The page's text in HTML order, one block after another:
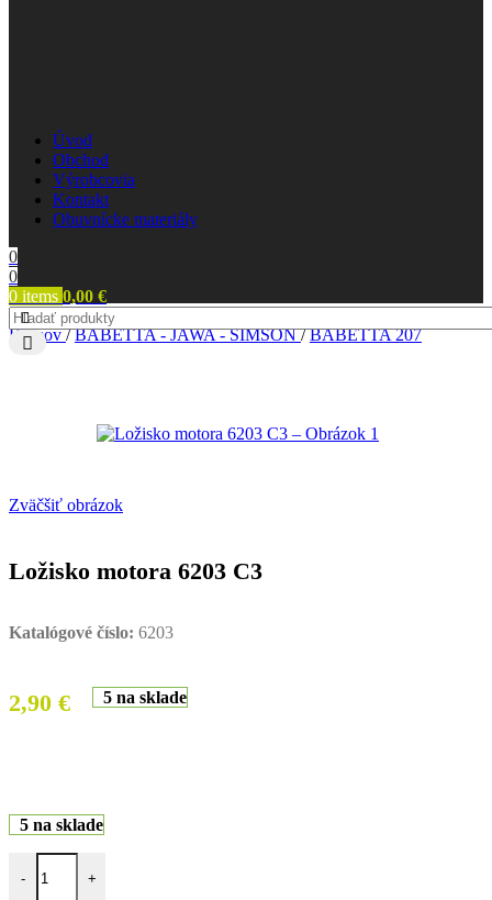
Úvod
Obchod
Výrobcovia
Kontakt
Obuvnícke materiály
0
0
0 items 0,00 €
Domov/ BABETTA - JAWA - SIMSON/ BABETTA 207
Zväčšiť obrázok
Ložisko motora 6203 C3
Katalógové číslo: 6203
2,90 € 5 na sklade
5 na sklade
-
množstvo Ložisko motora 6203 C3
+